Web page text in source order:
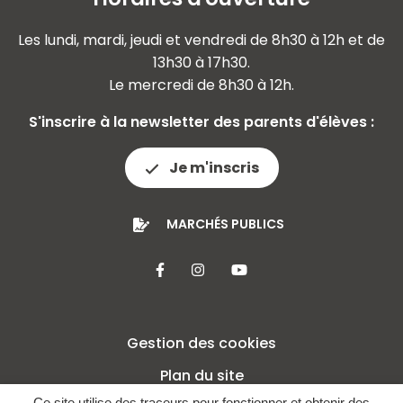
Les lundi, mardi, jeudi et vendredi de 8h30 à 12h et de
13h30 à 17h30.
Le mercredi de 8h30 à 12h.
S'inscrire à la newsletter des parents d'élèves :
Je m'inscris
MARCHÉS PUBLICS
Lien vers le compte Facebook
Lien vers le compte
Lien vers la chaîne
Gestion des cookies
Plan du site